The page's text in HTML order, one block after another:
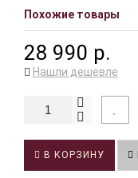
Похожие товары
28 990 р.
Нашли дешевле
В КОРЗИНУ